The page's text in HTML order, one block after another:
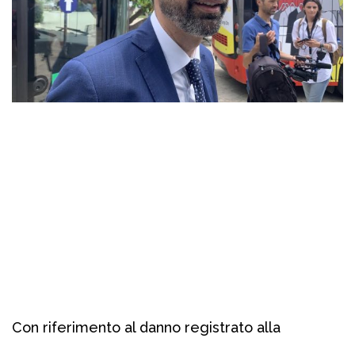
Con riferimento al danno registrato alla